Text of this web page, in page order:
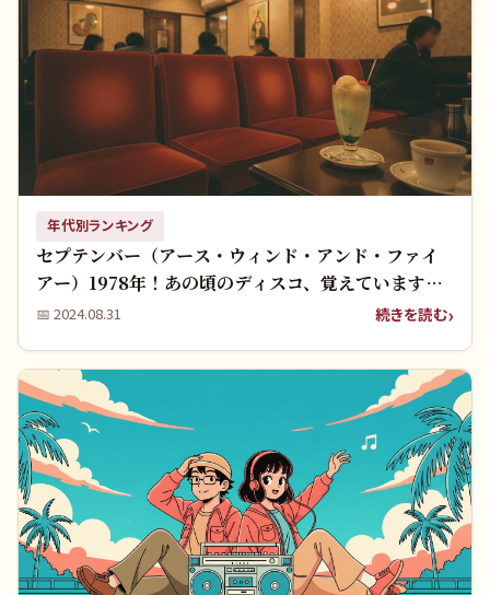
年代別ランキング
セプテンバー（アース・ウィンド・アンド・ファイ
アー）1978年！あの頃のディスコ、覚えています
か？
📅 2024.08.31 続きを読む